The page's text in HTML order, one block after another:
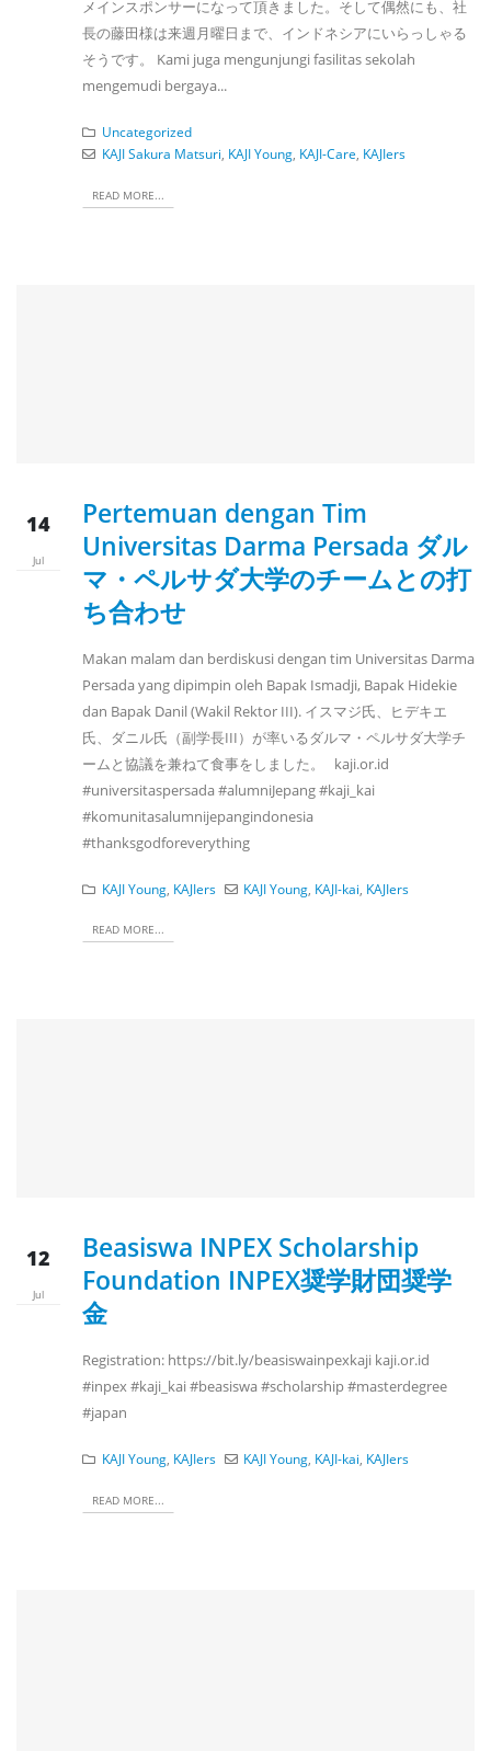
メインスポンサーになって頂きました。そして偶然にも、社
長の藤田様は来週月曜日まで、インドネシアにいらっしゃる
そうです。 Kami juga mengunjungi fasilitas sekolah
mengemudi bergaya...
Uncategorized
KAJI Sakura Matsuri KAJI Young, KAJI-Care KAJIers
READ MORE...
14
Jul
Pertemuan dengan Tim
Universitas Darma Persada ダル
マ・ペルサダ大学のチームとの打
ち合わせ
Makan malam dan berdiskusi dengan tim Universitas Darma
Persada yang dipimpin oleh Bapak Ismadji, Bapak Hidekie
dan Bapak Danil (Wakil Rektor III). イスマジ氏、ヒデキエ
氏、ダニル氏（副学長III）が率いるダルマ・ペルサダ大学チ
ームと協議を兼ねて食事をしました。 kaji.or.id
#universitaspersada #alumniJepang #kaji_kai
#komunitasalumnijepangindonesia
#thanksgodforeverything
KAJI Young, KAJIers KAJI Young KAJI-kai KAJIers
READ MORE...
12
Jul
Beasiswa INPEX Scholarship
Foundation INPEX奨学財団奨学
金
Registration: https://bit.ly/beasiswainpexkaji kaji.or.id
#inpex #kaji_kai #beasiswa #scholarship #masterdegree
#japan
KAJI Young, KAJIers KAJI Young, KAJI-kai, KAJIers
READ MORE...